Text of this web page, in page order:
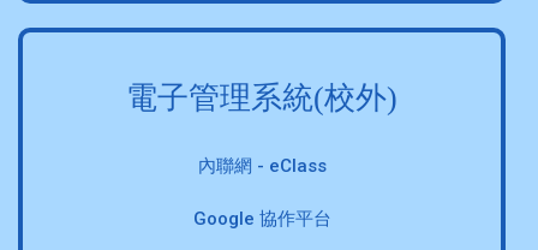
電子管理系統(校外)
內聯網 - eClass
Google 協作平台